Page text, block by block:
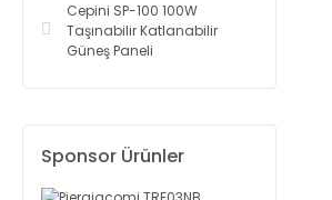
Cepini SP-100 100W
Taşınabilir Katlanabilir
Güneş Paneli
Sponsor Ürünler